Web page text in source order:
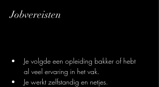
Jobvereisten
Je volgde een opleiding bakker of hebt
al veel ervaring in het vak.
Je werkt zelfstandig en netjes.